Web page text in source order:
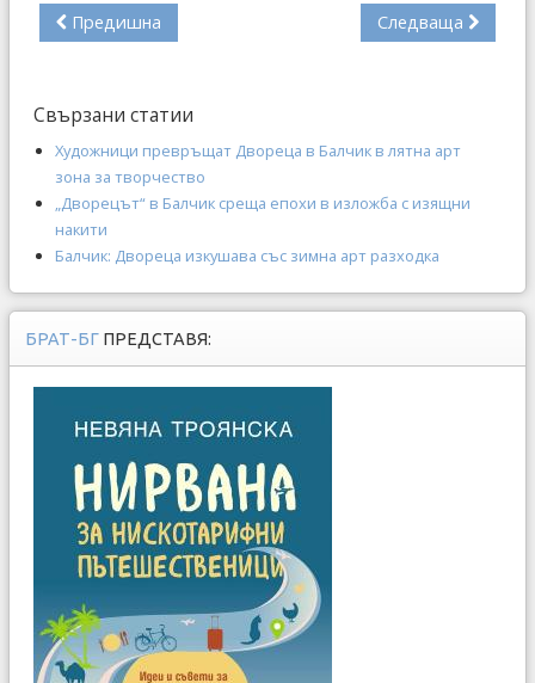
Предишна Следваща
Свързани статии
Художници превръщат Двореца в Балчик в лятна арт
зона за творчество
„Дворецът“ в Балчик среща епохи в изложба с изящни
накити
Балчик: Двореца изкушава със зимна арт разходка
БРАТ-БГ ПРЕДСТАВЯ: